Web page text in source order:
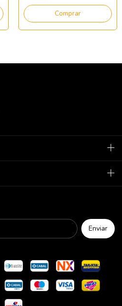
Comprar